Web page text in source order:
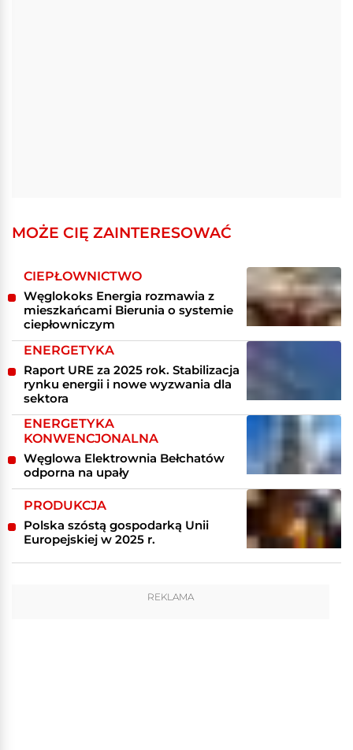
MOŻE CIĘ ZAINTERESOWAĆ
CIEPŁOWNICTWO
Węglokoks Energia rozmawia z
mieszkańcami Bierunia o systemie
ciepłowniczym
ENERGETYKA
Raport URE za 2025 rok. Stabilizacja
rynku energii i nowe wyzwania dla
sektora
ENERGETYKA
KONWENCJONALNA
Węglowa Elektrownia Bełchatów
odporna na upały
PRODUKCJA
Polska szóstą gospodarką Unii
Europejskiej w 2025 r.
REKLAMA